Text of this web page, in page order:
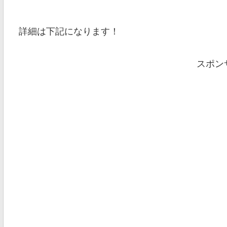
詳細は下記になります！
スポン